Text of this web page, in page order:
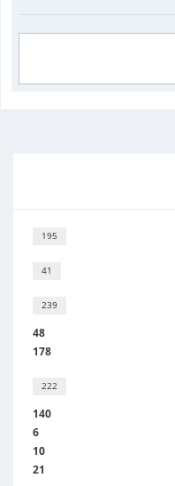
195
41
239
48
178
222
140
6
10
21